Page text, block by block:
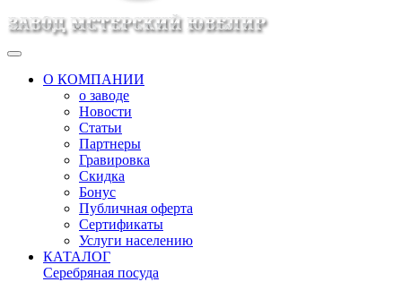
О КОМПАНИИ
о заводе
Новости
Статьи
Партнеры
Гравировка
Скидка
Бонус
Публичная оферта
Сертификаты
Услуги населению
КАТАЛОГ
Серебряная посуда